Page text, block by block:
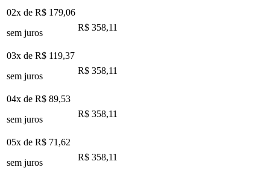
02x de R$ 179,06
sem juros
R$ 358,11
03x de R$ 119,37
sem juros
R$ 358,11
04x de R$ 89,53
sem juros
R$ 358,11
05x de R$ 71,62
sem juros
R$ 358,11